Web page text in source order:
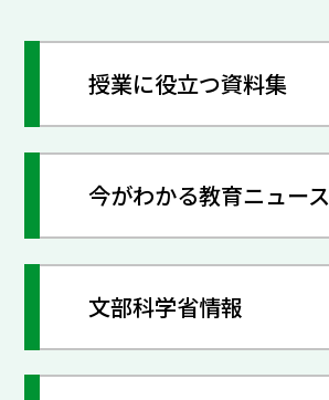
授業に役立つ資料集
今がわかる教育ニュース
文部科学省情報